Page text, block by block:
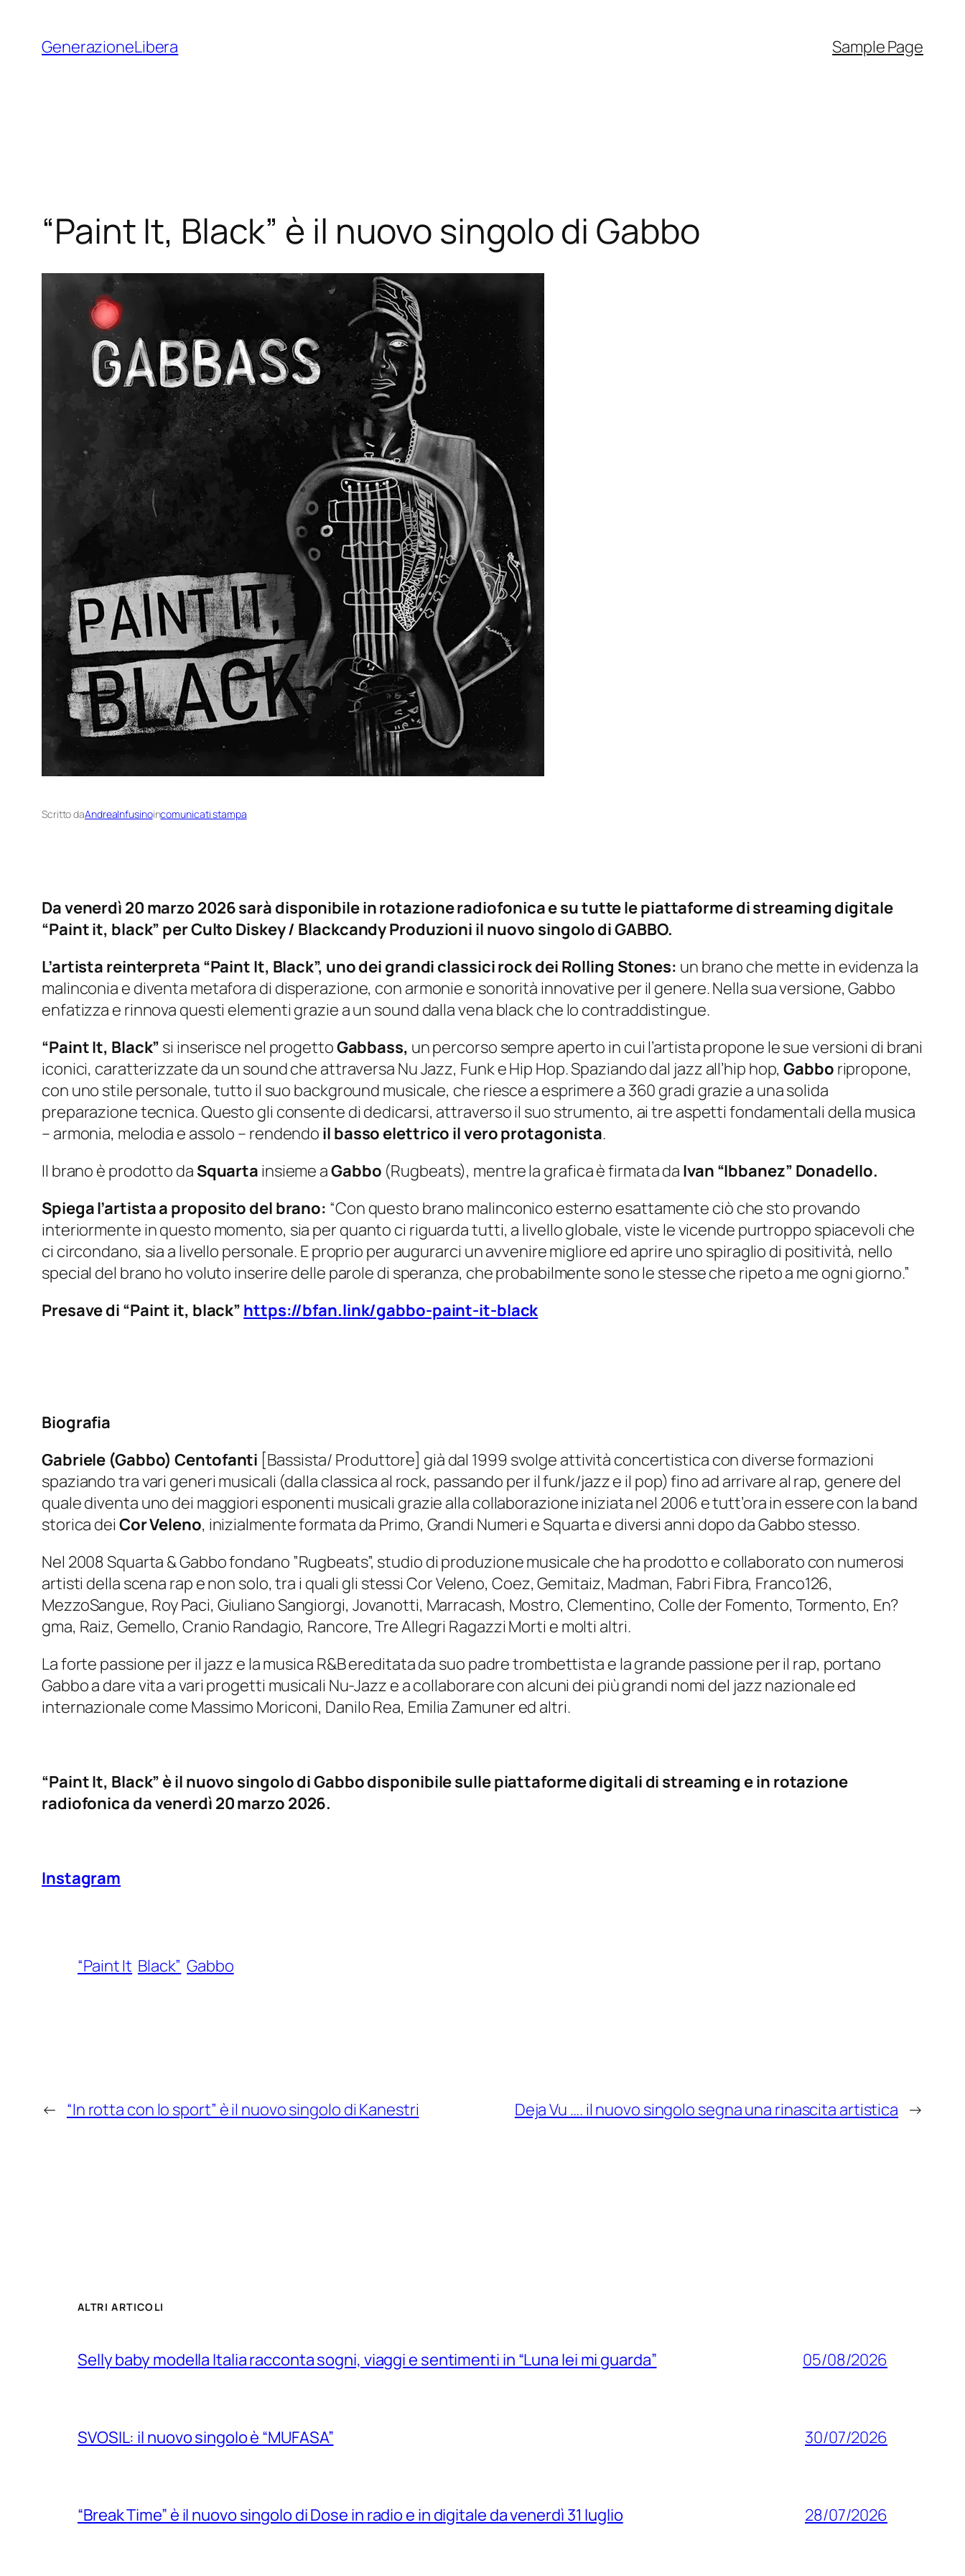
contenuto
GenerazioneLibera Sample Page
“Paint It, Black” è il nuovo singolo di Gabbo
Scritto daAndreaInfusinoincomunicati stampa
Da venerdì 20 marzo 2026 sarà disponibile in rotazione radiofonica e su tutte le piattaforme di streaming digitale
“Paint it, black” per Culto Diskey / Blackcandy Produzioni il nuovo singolo di GABBO.
L’artista reinterpreta “Paint It, Black”, uno dei grandi classici rock dei Rolling Stones: un brano che mette in evidenza la
malinconia e diventa metafora di disperazione, con armonie e sonorità innovative per il genere. Nella sua versione, Gabbo
enfatizza e rinnova questi elementi grazie a un sound dalla vena black che lo contraddistingue.
“Paint It, Black” si inserisce nel progettoGabbass, un percorso sempre aperto in cui l’artista propone le sue versioni di brani
iconici, caratterizzate da un sound che attraversa Nu Jazz, Funk e Hip Hop. Spaziando dal jazz all’hip hop,Gabbo ripropone,
con uno stile personale, tutto il suo background musicale, che riesce a esprimere a 360 gradi grazie a una solida
preparazione tecnica. Questo gli consente di dedicarsi, attraverso il suo strumento, ai tre aspetti fondamentali della musica
– armonia, melodia e assolo – rendendo il basso elettrico il vero protagonista.
Il brano è prodotto da Squarta insieme aGabbo (Rugbeats), mentre la grafica è firmata da Ivan “Ibbanez” Donadello.
Spiega l’artista a proposito del brano: “Con questo brano malinconico esterno esattamente ciò che sto provando
interiormente in questo momento, sia per quanto ci riguarda tutti, a livello globale, viste le vicende purtroppo spiacevoli che
ci circondano, sia a livello personale. E proprio per augurarci un avvenire migliore ed aprire uno spiraglio di positività, nello
special del brano ho voluto inserire delle parole di speranza, che probabilmente sono le stesse che ripeto a me ogni giorno.”
Presave di “Paint it, black” https://bfan.link/gabbo-paint-it-black
Biografia
Gabriele (Gabbo) Centofanti [Bassista/ Produttore] già dal 1999 svolge attività concertistica con diverse formazioni
spaziando tra vari generi musicali (dalla classica al rock, passando per il funk/jazz e il pop) fino ad arrivare al rap, genere del
quale diventa uno dei maggiori esponenti musicali grazie alla collaborazione iniziata nel 2006 e tutt’ora in essere con la band
storica dei Cor Veleno, inizialmente formata da Primo, Grandi Numeri e Squarta e diversi anni dopo da Gabbo stesso.
Nel 2008 Squarta & Gabbo fondano ”Rugbeats”, studio di produzione musicale che ha prodotto e collaborato con numerosi
artisti della scena rap e non solo, tra i quali gli stessi Cor Veleno, Coez, Gemitaiz, Madman, Fabri Fibra, Franco126,
MezzoSangue, Roy Paci, Giuliano Sangiorgi, Jovanotti, Marracash, Mostro, Clementino, Colle der Fomento, Tormento, En?
gma, Raiz, Gemello, Cranio Randagio, Rancore, Tre Allegri Ragazzi Morti e molti altri.
La forte passione per il jazz e la musica R&B ereditata da suo padre trombettista e la grande passione per il rap, portano
Gabbo a dare vita a vari progetti musicali Nu-Jazz e a collaborare con alcuni dei più grandi nomi del jazz nazionale ed
internazionale come Massimo Moriconi, Danilo Rea, Emilia Zamuner ed altri.
“Paint It, Black” è il nuovo singolo di Gabbo disponibile sulle piattaforme digitali di streaming e in rotazione
radiofonica da venerdì 20 marzo 2026.
Instagram
“Paint It Black” Gabbo
← “In rotta con lo sport” è il nuovo singolo di Kanestri Deja Vu …. il nuovo singolo segna una rinascita artistica →
ALTRI ARTICOLI
Selly baby modella Italia racconta sogni, viaggi e sentimenti in “Luna lei mi guarda” 05/08/2026
SVOSIL: il nuovo singolo è “MUFASA” 30/07/2026
“Break Time” è il nuovo singolo di Dose in radio e in digitale da venerdì 31 luglio 28/07/2026